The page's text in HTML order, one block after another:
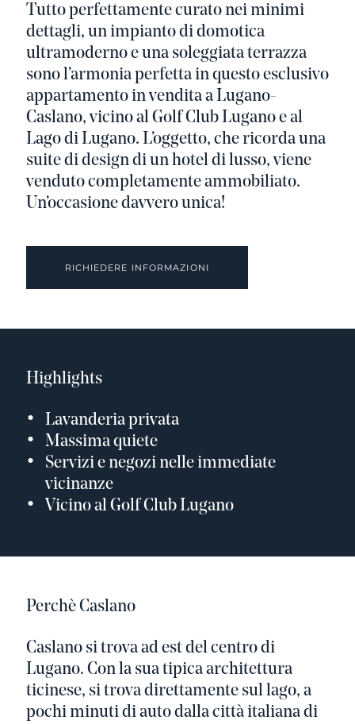
Tutto perfettamente curato nei minimi
dettagli, un impianto di domotica
ultramoderno e una soleggiata terrazza
sono l’armonia perfetta in questo esclusivo
appartamento in vendita a Lugano-
Caslano, vicino al Golf Club Lugano e al
Lago di Lugano. L’oggetto, che ricorda una
suite di design di un hotel di lusso, viene
venduto completamente ammobiliato.
Un’occasione davvero unica!
RICHIEDERE INFORMAZIONI
Highlights
Lavanderia privata
Massima quiete
Servizi e negozi nelle immediate
vicinanze
Vicino al Golf Club Lugano
Perchè Caslano
Caslano si trova ad est del centro di
Lugano. Con la sua tipica architettura
ticinese, si trova direttamente sul lago, a
pochi minuti di auto dalla città italiana di